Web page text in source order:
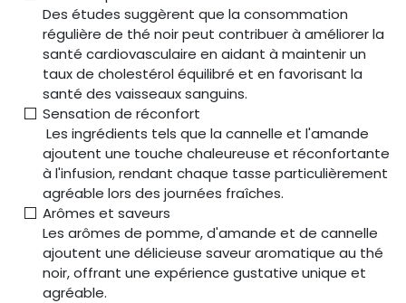
Des études suggèrent que la consommation
régulière de thé noir peut contribuer à améliorer la
santé cardiovasculaire en aidant à maintenir un
taux de cholestérol équilibré et en favorisant la
santé des vaisseaux sanguins.
Sensation de réconfort
Les ingrédients tels que la cannelle et l'amande
ajoutent une touche chaleureuse et réconfortante
à l'infusion, rendant chaque tasse particulièrement
agréable lors des journées fraîches.
Arômes et saveurs
Les arômes de pomme, d'amande et de cannelle
ajoutent une délicieuse saveur aromatique au thé
noir, offrant une expérience gustative unique et
agréable.